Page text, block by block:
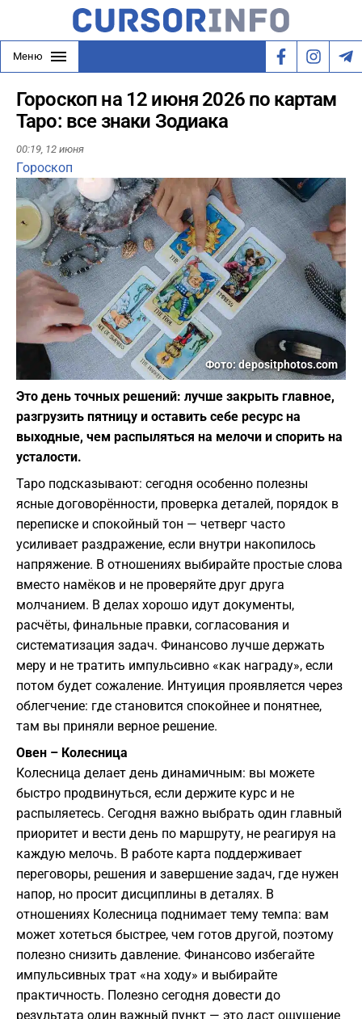
Меню
Гороскоп на 12 июня 2026 по картам
Таро: все знаки Зодиака
00:19, 12 июня
Гороскоп
Play
Фото: depositphotos.com
Это день точных решений: лучше закрыть главное,
разгрузить пятницу и оставить себе ресурс на
выходные, чем распыляться на мелочи и спорить на
усталости.
Таро подсказывают: сегодня особенно полезны
ясные договорённости, проверка деталей, порядок в
переписке и спокойный тон — четверг часто
усиливает раздражение, если внутри накопилось
напряжение. В отношениях выбирайте простые слова
вместо намёков и не проверяйте друг друга
молчанием. В делах хорошо идут документы,
расчёты, финальные правки, согласования и
систематизация задач. Финансово лучше держать
меру и не тратить импульсивно «как награду», если
потом будет сожаление. Интуиция проявляется через
облегчение: где становится спокойнее и понятнее,
там вы приняли верное решение.
Овен – Колесница
Колесница делает день динамичным: вы можете
быстро продвинуться, если держите курс и не
распыляетесь. Сегодня важно выбрать один главный
приоритет и вести день по маршруту, не реагируя на
каждую мелочь. В работе карта поддерживает
переговоры, решения и завершение задач, где нужен
напор, но просит дисциплины в деталях. В
отношениях Колесница поднимает тему темпа: вам
может хотеться быстрее, чем готов другой, поэтому
полезно снизить давление. Финансово избегайте
импульсивных трат «на ходу» и выбирайте
практичность. Полезно сегодня довести до
результата один важный пункт — это даст ощущение